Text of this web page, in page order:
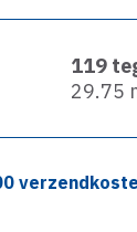
119
29.75